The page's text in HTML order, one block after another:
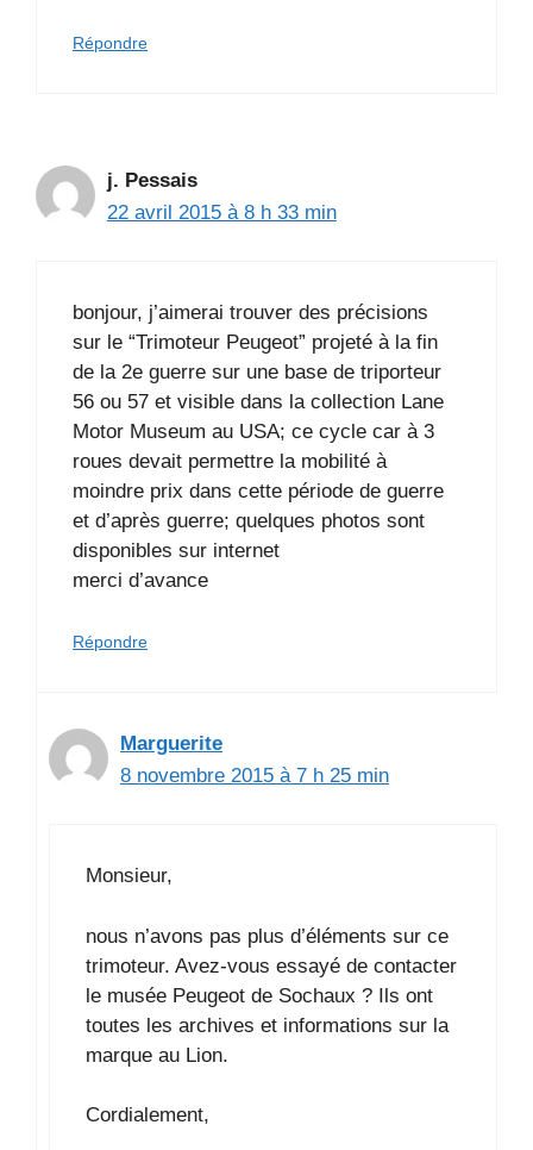
Répondre
j. Pessais
22 avril 2015 à 8 h 33 min
bonjour, j’aimerai trouver des précisions
sur le “Trimoteur Peugeot” projeté à la fin
de la 2e guerre sur une base de triporteur
56 ou 57 et visible dans la collection Lane
Motor Museum au USA; ce cycle car à 3
roues devait permettre la mobilité à
moindre prix dans cette période de guerre
et d’après guerre; quelques photos sont
disponibles sur internet
merci d’avance
Répondre
Marguerite
8 novembre 2015 à 7 h 25 min
Monsieur,
nous n’avons pas plus d’éléments sur ce
trimoteur. Avez-vous essayé de contacter
le musée Peugeot de Sochaux ? Ils ont
toutes les archives et informations sur la
marque au Lion.
Cordialement,